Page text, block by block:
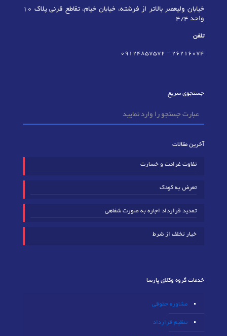
خیابان ولیعصر بالاتر از فرشته، خیابان خیام، تقاطع قرنی پلاک 10
واحد 4/4
تلفن
٢٦٢١٦٠٧٤ –
09124857572
جستجوی سریع
آخرین مقالات
تفاوت غرامت و خسارت
تعرض به کودک
تمدید قرارداد اجاره به صورت شفاهی
خیار تخلف از شرط
خدمات گروه وکلای پارسا
مشاوره حقوقی
تنظیم قرارداد